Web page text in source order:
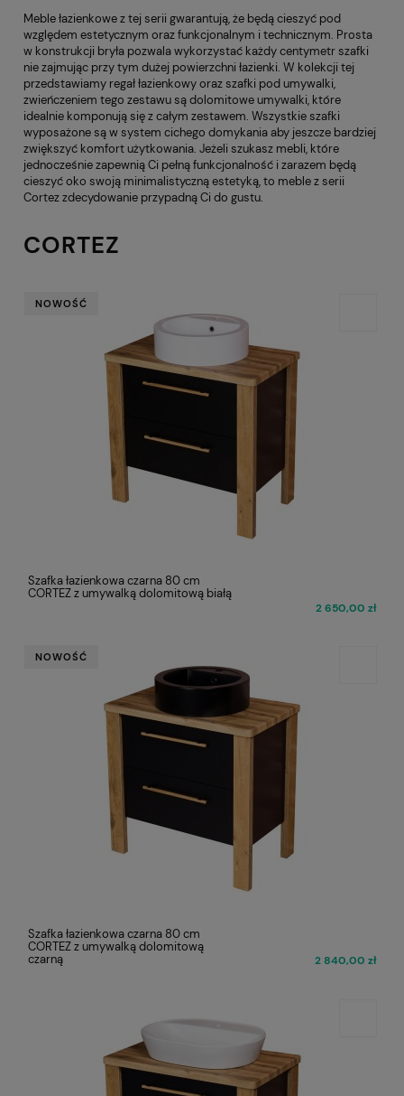
Meble łazienkowe z tej serii gwarantują, że będą cieszyć pod
względem estetycznym oraz funkcjonalnym i technicznym. Prosta
w konstrukcji bryła pozwala wykorzystać każdy centymetr szafki
nie zajmując przy tym dużej powierzchni łazienki. W kolekcji tej
przedstawiamy regał łazienkowy oraz szafki pod umywalki,
zwieńczeniem tego zestawu są dolomitowe umywalki, które
idealnie komponują się z całym zestawem. Wszystkie szafki
wyposażone są w system cichego domykania aby jeszcze bardziej
zwiększyć komfort użytkowania. Jeżeli szukasz mebli, które
jednocześnie zapewnią Ci pełną funkcjonalność i zarazem będą
cieszyć oko swoją minimalistyczną estetyką, to meble z serii
Cortez zdecydowanie przypadną Ci do gustu.
CORTEZ
Szafka łazienkowa czarna 80 cm
CORTEZ z umywalką dolomitową białą
2 650,00 zł
NOWOŚĆ
Szafka łazienkowa czarna 80 cm
CORTEZ z umywalką dolomitową
czarną
2 840,00 zł
NOWOŚĆ